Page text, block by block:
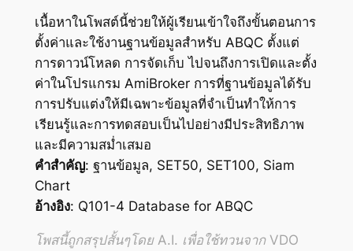
เนื้อหาในโพสต์นี้ช่วยให้ผู้เรียนเข้าใจถึงขั้นตอนการ
ตั้งค่าและใช้งานฐานข้อมูลสำหรับ ABQC ตั้งแต่
การดาวน์โหลด การจัดเก็บ ไปจนถึงการเปิดและตั้ง
ค่าในโปรแกรม AmiBroker การที่ฐานข้อมูลได้รับ
การปรับแต่งให้มีเฉพาะข้อมูลที่จำเป็นทำให้การ
เรียนรู้และการทดสอบเป็นไปอย่างมีประสิทธิภาพ
และมีความสม่ำเสมอ
คำสำคัญ: ฐานข้อมูล, SET50, SET100, Siam
Chart
อ้างอิง: Q101-4 Database for ABQC
โพสนี้ถูกสรุปสั้นๆโดย A.I. เพื่อใช้ทวนจาก VDO